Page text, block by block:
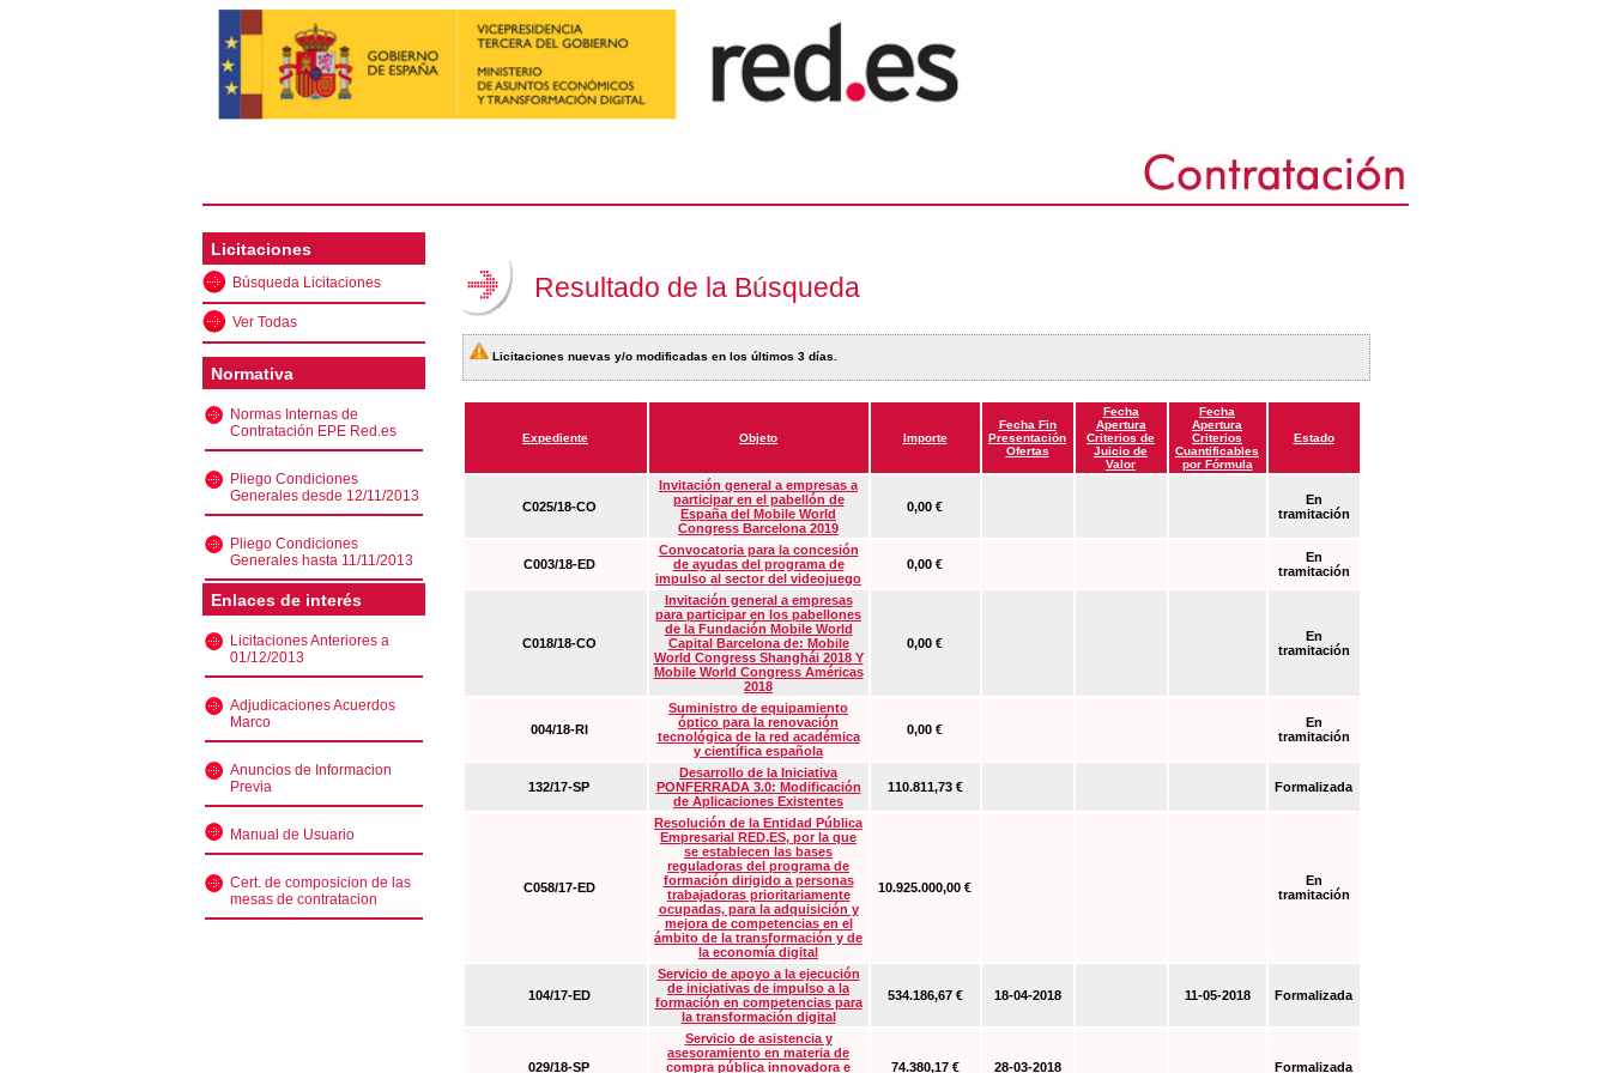
Licitaciones
Búsqueda Licitaciones
Ver Todas
Normativa
Normas Internas de
Contratación EPE Red.es
Pliego Condiciones
Generales desde 12/11/2013
Pliego Condiciones
Generales hasta 11/11/2013
Enlaces de interés
Licitaciones Anteriores a
01/12/2013
Adjudicaciones Acuerdos
Marco
Anuncios de Informacion
Previa
Manual de Usuario
Cert. de composicion de las
mesas de contratacion
Resultado de la Búsqueda
Licitaciones nuevas y/o modificadas en los últimos 3 días.
Expediente Objeto Importe
Fecha Fin
Presentación
Ofertas
Fecha
Apertura
Criterios de
Juicio de
Valor
Fecha
Apertura
Criterios
Cuantificables
por Fórmula
Estado
C025/18-CO
Invitación general a empresas a
participar en el pabellón de
España del Mobile World
Congress Barcelona 2019
0,00 €
En
tramitación
C003/18-ED
Convocatoria para la concesión
de ayudas del programa de
impulso al sector del videojuego
0,00 €
En
tramitación
C018/18-CO
Invitación general a empresas
para participar en los pabellones
de la Fundación Mobile World
Capital Barcelona de: Mobile
World Congress Shanghái 2018 Y
Mobile World Congress Américas
2018
0,00 €
En
tramitación
004/18-RI
Suministro de equipamiento
óptico para la renovación
tecnológica de la red académica
y científica española
0,00 €
En
tramitación
132/17-SP
Desarrollo de la Iniciativa
PONFERRADA 3.0: Modificación
de Aplicaciones Existentes
110.811,73 € Formalizada
C058/17-ED
Resolución de la Entidad Pública
Empresarial RED.ES, por la que
se establecen las bases
reguladoras del programa de
formación dirigido a personas
trabajadoras prioritariamente
ocupadas, para la adquisición y
mejora de competencias en el
ámbito de la transformación y de
la economía digital
10.925.000,00 €
En
tramitación
104/17-ED
Servicio de apoyo a la ejecución
de iniciativas de impulso a la
formación en competencias para
la transformación digital
534.186,67 € 18-04-2018 11-05-2018 Formalizada
029/18-SP
Servicio de asistencia y
asesoramiento en materia de
compra pública innovadora e
74.380,17 € 28-03-2018 Formalizada